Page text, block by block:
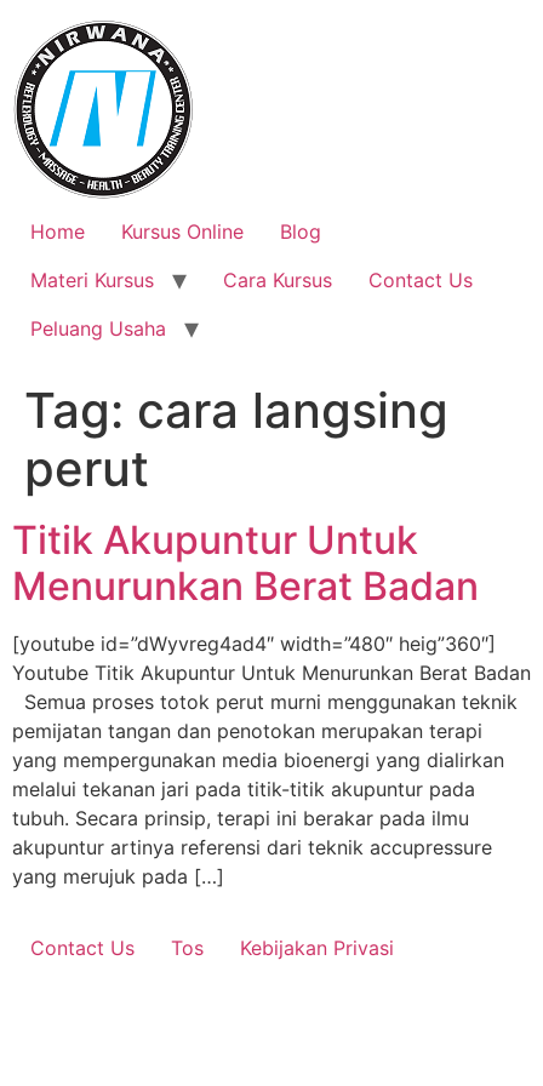
content
Home Kursus Online
Blog
Materi Kursus
Cara Kursus
Contact Us
Peluang Usaha
Tag: cara langsing
perut
Titik Akupuntur Untuk
Menurunkan Berat Badan
[youtube id=”dWyvreg4ad4″ width=”480″ heig”360″]
Youtube Titik Akupuntur Untuk Menurunkan Berat Badan
Semua proses totok perut murni menggunakan teknik
pemijatan tangan dan penotokan merupakan terapi
yang mempergunakan media bioenergi yang dialirkan
melalui tekanan jari pada titik-titik akupuntur pada
tubuh. Secara prinsip, terapi ini berakar pada ilmu
akupuntur artinya referensi dari teknik accupressure
yang merujuk pada […]
Contact Us Tos Kebijakan Privasi